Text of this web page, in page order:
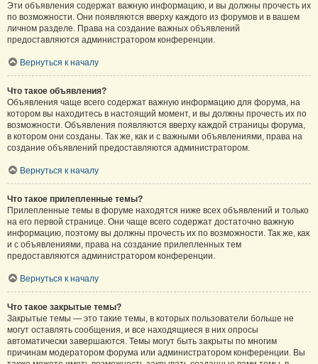
Эти объявления содержат важную информацию, и вы должны прочесть их
по возможности. Они появляются вверху каждого из форумов и в вашем
личном разделе. Права на создание важных объявлений
предоставляются администратором конференции.
Вернуться к началу
Что такое объявления?
Объявления чаще всего содержат важную информацию для форума, на
котором вы находитесь в настоящий момент, и вы должны прочесть их по
возможности. Объявления появляются вверху каждой страницы форума,
в котором они созданы. Так же, как и с важными объявлениями, права на
создание объявлений предоставляются администратором.
Вернуться к началу
Что такое прилепленные темы?
Прилепленные темы в форуме находятся ниже всех объявлений и только
на его первой странице. Они чаще всего содержат достаточно важную
информацию, поэтому вы должны прочесть их по возможности. Так же, как
и с объявлениями, права на создание прилепленных тем
предоставляются администратором конференции.
Вернуться к началу
Что такое закрытые темы?
Закрытые темы — это такие темы, в которых пользователи больше не
могут оставлять сообщения, и все находящиеся в них опросы
автоматически завершаются. Темы могут быть закрыты по многим
причинам модератором форума или администратором конференции. Вы